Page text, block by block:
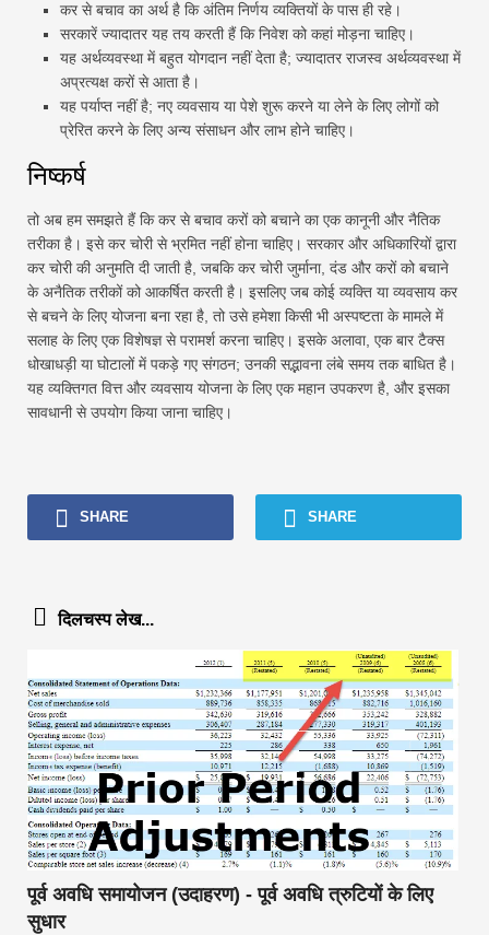
कर से बचाव का अर्थ है कि अंतिम निर्णय व्यक्तियों के पास ही रहे।
सरकारें ज्यादातर यह तय करती हैं कि निवेश को कहां मोड़ना चाहिए।
यह अर्थव्यवस्था में बहुत योगदान नहीं देता है; ज्यादातर राजस्व अर्थव्यवस्था में
अप्रत्यक्ष करों से आता है।
यह पर्याप्त नहीं है; नए व्यवसाय या पेशे शुरू करने या लेने के लिए लोगों को
प्रेरित करने के लिए अन्य संसाधन और लाभ होने चाहिए।
निष्कर्ष
तो अब हम समझते हैं कि कर से बचाव करों को बचाने का एक कानूनी और नैतिक
तरीका है। इसे कर चोरी से भ्रमित नहीं होना चाहिए। सरकार और अधिकारियों द्वारा
कर चोरी की अनुमति दी जाती है, जबकि कर चोरी जुर्माना, दंड और करों को बचाने
के अनैतिक तरीकों को आकर्षित करती है। इसलिए जब कोई व्यक्ति या व्यवसाय कर
से बचने के लिए योजना बना रहा है, तो उसे हमेशा किसी भी अस्पष्टता के मामले में
सलाह के लिए एक विशेषज्ञ से परामर्श करना चाहिए। इसके अलावा, एक बार टैक्स
धोखाधड़ी या घोटालों में पकड़े गए संगठन; उनकी सद्भावना लंबे समय तक बाधित है।
यह व्यक्तिगत वित्त और व्यवसाय योजना के लिए एक महान उपकरण है, और इसका
सावधानी से उपयोग किया जाना चाहिए।
SHARE SHARE
दिलचस्प लेख...
पूर्व अवधि समायोजन (उदाहरण) - पूर्व अवधि त्रुटियों के लिए
सुधार